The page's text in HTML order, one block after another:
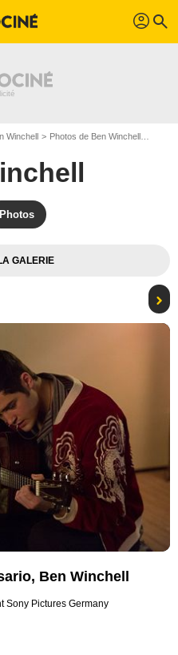
profil search
Winchell Photos de Ben Winchell
Photos
GALERIE
Ben Winchell
Sony Pictures Germany